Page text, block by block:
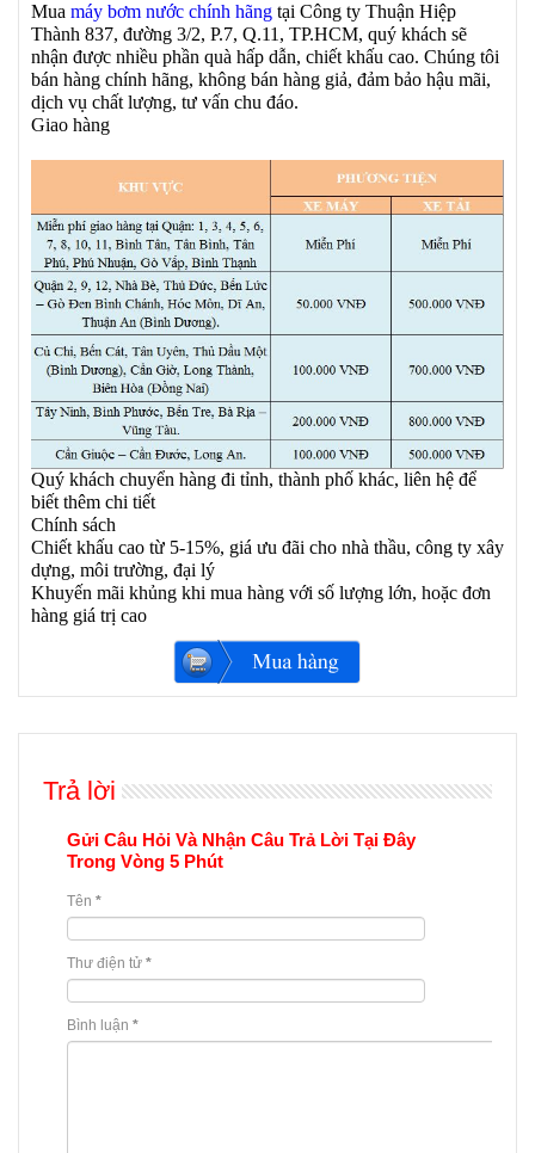
Mua máy bơm nước chính hãng tại Công ty Thuận Hiệp
Thành 837, đường 3/2, P.7, Q.11, TP.HCM, quý khách sẽ
nhận được nhiều phần quà hấp dẫn, chiết khấu cao. Chúng tôi
bán hàng chính hãng, không bán hàng giả, đảm bảo hậu mãi,
dịch vụ chất lượng, tư vấn chu đáo.
Giao hàng
Quý khách chuyển hàng đi tỉnh, thành phố khác, liên hệ để
biết thêm chi tiết
Chính sách
Chiết khấu cao từ 5-15%, giá ưu đãi cho nhà thầu, công ty xây
dựng, môi trường, đại lý
Khuyến mãi khủng khi mua hàng với số lượng lớn, hoặc đơn
hàng giá trị cao
Trả lời
Gửi Câu Hỏi Và Nhận Câu Trả Lời Tại Đây
Trong Vòng 5 Phút
Tên *
Thư điện tử *
Bình luận *